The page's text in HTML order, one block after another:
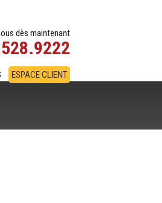
dès maintenant
ESPACE CLIENT